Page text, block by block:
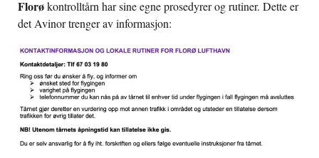
Florøkontrolltårn har sine egne prosedyrer og rutiner. Dette er
det Avinor trenger av informasjon: